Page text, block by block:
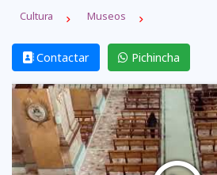
Cultura
Museos
Contactar Pichincha